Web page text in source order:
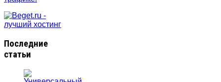
Последние
статьи